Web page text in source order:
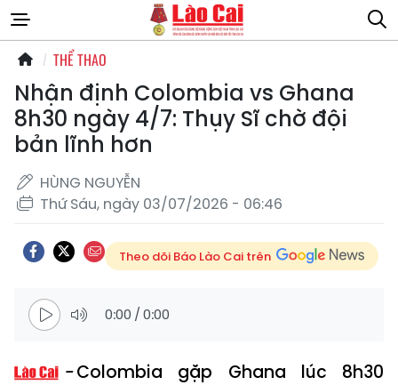
THỂ THAO
Nhận định Colombia vs Ghana
8h30 ngày 4/7: Thụy Sĩ chờ đội
bản lĩnh hơn
HÙNG NGUYỄN
Thứ Sáu, ngày 03/07/2026 - 06:46
Theo dõi Báo Lào Cai trên
0:00 /0:00
Colombia gặp Ghana lúc 8h30